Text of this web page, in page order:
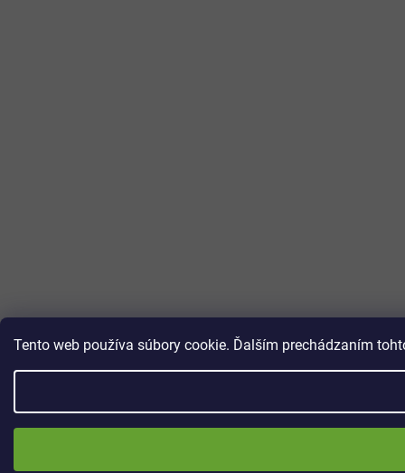
Tento web používa súbory cookie. Ďalším prechádzaním